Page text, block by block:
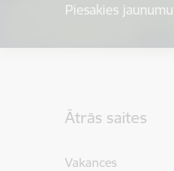
Piesakies
Ātrās saites
Vakances